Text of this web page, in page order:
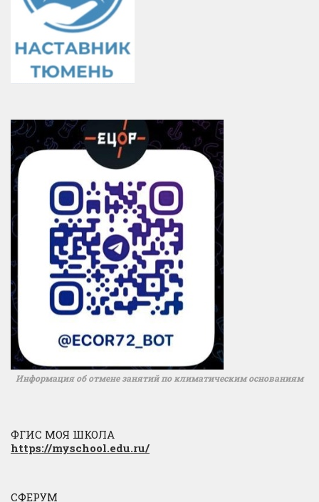
Информация об отмене занятий по климатическим основаниям
ФГИС МОЯ ШКОЛА
https://myschool.edu.ru/
СФЕРУМ